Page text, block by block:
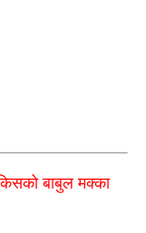
बाबुल मक्का